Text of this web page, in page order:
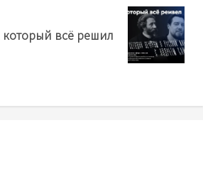
который всё решил